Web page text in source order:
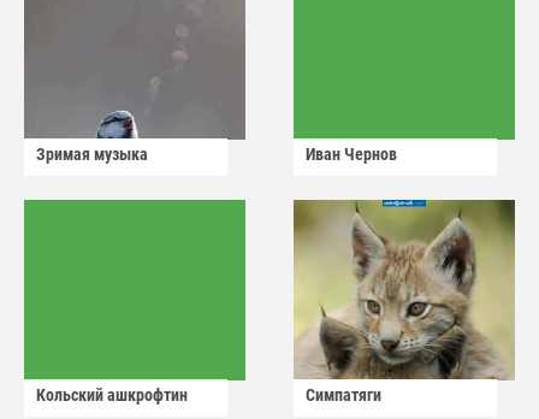
Зримая музыка Иван Чернов
Кольский ашкрофтин Симпатяги